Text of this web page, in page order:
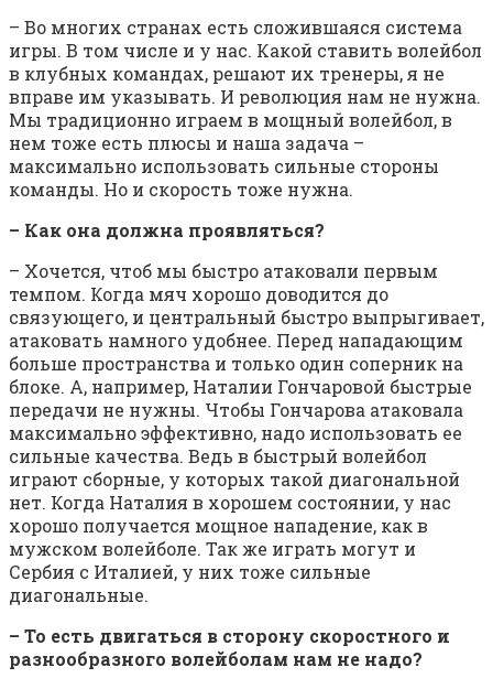
– Во многих странах есть сложившаяся система
игры. В том числе и у нас. Какой ставить волейбол
в клубных командах, решают их тренеры, я не
вправе им указывать. И революция нам не нужна.
Мы традиционно играем в мощный волейбол, в
нем тоже есть плюсы и наша задача –
максимально использовать сильные стороны
команды. Но и скорость тоже нужна.
– Как она должна проявляться?
– Хочется, чтоб мы быстро атаковали первым
темпом. Когда мяч хорошо доводится до
связующего, и центральный быстро выпрыгивает,
атаковать намного удобнее. Перед нападающим
больше пространства и только один соперник на
блоке. А, например, Наталии Гончаровой быстрые
передачи не нужны. Чтобы Гончарова атаковала
максимально эффективно, надо использовать ее
сильные качества. Ведь в быстрый волейбол
играют сборные, у которых такой диагональной
нет. Когда Наталия в хорошем состоянии, у нас
хорошо получается мощное нападение, как в
мужском волейболе. Так же играть могут и
Сербия с Италией, у них тоже сильные
диагональные.
– То есть двигаться в сторону скоростного и
разнообразного волейболам нам не надо?